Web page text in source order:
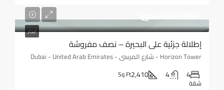
ايجار
AED180K/سنويا
إطلالة جزئية على البحيرة – نصف مفروشة
Horizon Tower - شارع المرسى - Dubai - United Arab Emirates
4
4
2,410
Sq Ft
شقة